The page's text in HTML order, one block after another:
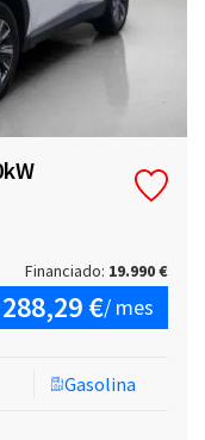
Gasolina
Financiado: 19.990 €
288,29 €/ mes